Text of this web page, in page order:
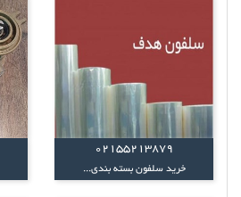
02155213879
خرید سلفون بسته بندی...